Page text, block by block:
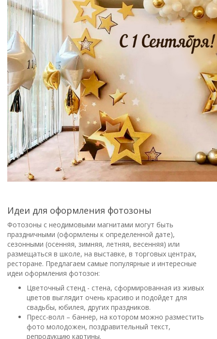
Идеи для оформления фотозоны
Фотозоны с неодимовыми магнитами могут быть
праздничными (оформлены к определенной дате),
сезонными (осенняя, зимняя, летняя, весенняя) или
размещаться в школе, на выставке, в торговых центрах,
ресторане. Предлагаем самые популярные и интересные
идеи оформления фотозон:
Цветочный стенд - стена, сформированная из живых
цветов выглядит очень красиво и подойдет для
свадьбы, юбилея, других праздников.
Пресс-волл – баннер, на котором можно разместить
фото молодожен, поздравительный текст,
репродукцию картины.